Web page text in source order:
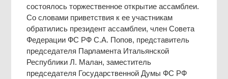
состоялось торжественное открытие ассамблеи.
Со словами приветствия к ее участникам
обратились президент ассамблеи, член Совета
Федерации ФС РФ С.А. Попов, представитель
председателя Парламента Итальянской
Республики Л. Малан, заместитель
председателя Государственной Думы ФС РФ